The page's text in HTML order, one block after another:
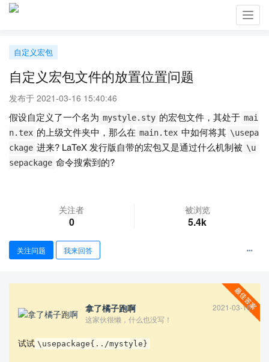
自定义宏包
自定义宏包文件的放置位置问题
发布于 2021-03-16 15:40:46
假设自定义了一个名为 mystyle.sty 的宏包文件，其处于 mai
n.tex 的上级文件夹中，那么在 main.tex 中如何将其 \usepa
ckage 进来? LaTeX 发行版自带的宏包又是通过什么机制被 \u
sepackage 命令搜索到的?
关注者
0
被浏览
5.4k
关注问题 我来回答
拿了橘子跑啊
2021-03-16
这家伙很懒，什么也没写！
试试 \usepackage{../mystyle}